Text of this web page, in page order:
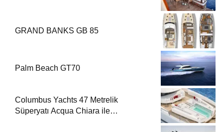
GRAND BANKS GB 85
Palm Beach GT70
Columbus Yachts 47 Metrelik
Süperyatı Acqua Chiara ile